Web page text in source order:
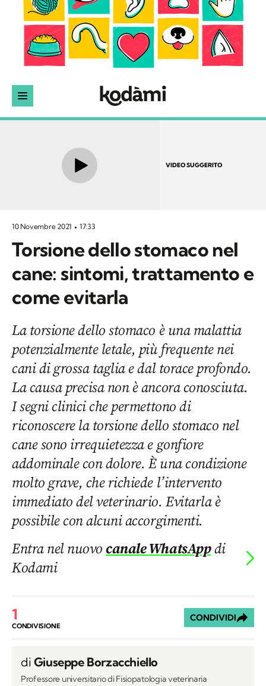
VIDEO SUGGERITO
10 Novembre 2021 17:33
Torsione dello stomaco nel
cane: sintomi, trattamento e
come evitarla
La torsione dello stomaco è una malattia
potenzialmente letale, più frequente nei
cani di grossa taglia e dal torace profondo.
La causa precisa non è ancora conosciuta.
I segni clinici che permettono di
riconoscere la torsione dello stomaco nel
cane sono irrequietezza e gonfiore
addominale con dolore. È una condizione
molto grave, che richiede l’intervento
immediato del veterinario. Evitarla è
possibile con alcuni accorgimenti.
Entra nel nuovocanale WhatsAppdi
Kodami
1
CONDIVISIONE
CONDIVIDI
di Giuseppe Borzacchiello
Professore universitario di Fisiopatologia veterinaria